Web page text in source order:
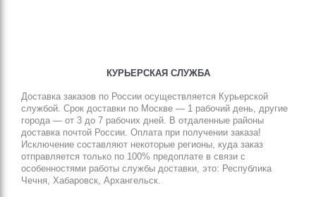
КУРЬЕРСКАЯ СЛУЖБА
Доставка заказов по России осуществляется Курьерской
cлужбой. Срок доставки по Москве — 1 рабочий день, другие
города — от 3 до 7 рабочих дней. В отдаленные районы
доставка почтой России. Оплата при получении заказа!
Исключение составляют некоторые регионы, куда заказ
отправляется только по 100% предоплате в связи с
особенностями работы службы доставки, это: Республика
Чечня, Хабаровск, Архангельск.